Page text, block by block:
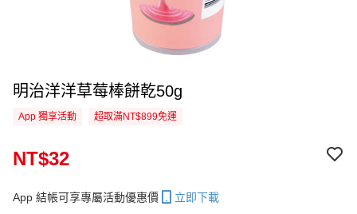
明治洋洋草莓棒餅乾50g
App 獨享活動 超取滿NT$899免運
NT$32
App 結帳可享專屬活動優惠價
立即下載